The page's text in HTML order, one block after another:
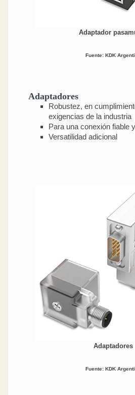
Adaptador
Fuente: KDK
Adaptadores
Robustez, en
exigencias de la industria
Para una conexión fiable
Versatilidad adicional
Adaptadores
Fuente: KDK